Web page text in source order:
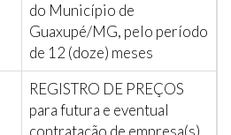
do Município de
Guaxupé/MG, pelo período
de 12 (doze) meses
REGISTRO DE PREÇOS
para futura e eventual
contratação de empresa(s)